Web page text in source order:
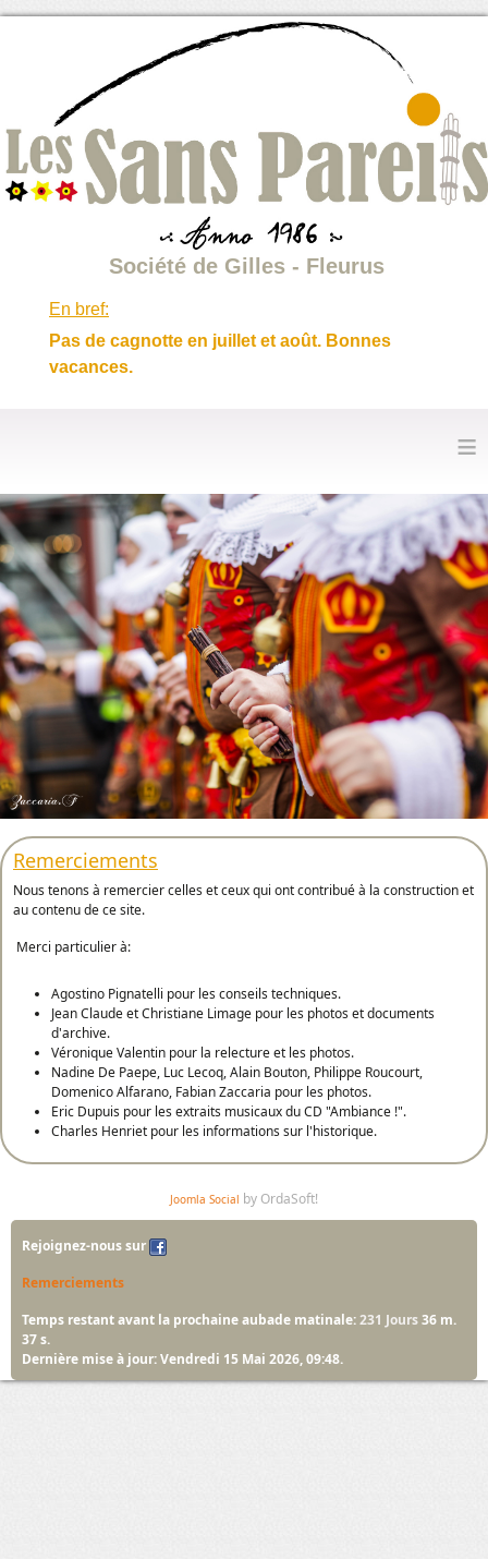
Société de Gilles - Fleurus
En bref:
Pas de cagnotte en juillet et août. Bonnes
vacances.
≡
Remerciements
Nous tenons à remercier celles et ceux qui ont contribué à la construction et
au contenu de ce site.
Merci particulier à:
Agostino Pignatelli pour les conseils techniques.
Jean Claude et Christiane Limage pour les photos et documents
d'archive.
Véronique Valentin pour la relecture et les photos.
Nadine De Paepe, Luc Lecoq, Alain Bouton, Philippe Roucourt,
Domenico Alfarano, Fabian Zaccaria pour les photos.
Eric Dupuis pour les extraits musicaux du CD "Ambiance !".
Charles Henriet pour les informations sur l'historique.
Joomla Social by OrdaSoft!
Rejoignez-nous sur
Remerciements
Temps restant avant la prochaine aubade matinale:231 Jours36 m.
36 s.
Dernière mise à jour: Vendredi 15 Mai 2026, 09:48.